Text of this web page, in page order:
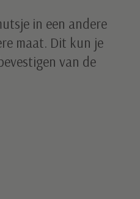
in een andere
maat. Dit kun je
van de